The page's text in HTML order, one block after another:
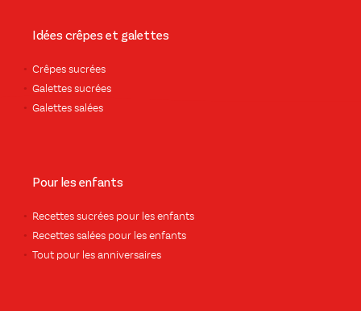
Idées crêpes et galettes
Crêpes sucrées
Galettes sucrées
Galettes salées
Pour les enfants
Recettes sucrées pour les enfants
Recettes salées pour les enfants
Tout pour les anniversaires